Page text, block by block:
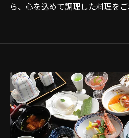
ら、心を込めて調理した料理をご